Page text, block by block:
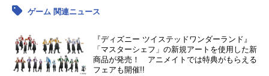
ゲーム 関連ニュース
『ディズニー ツイステッドワンダーランド』
「マスターシェフ」の新規アートを使用した新
商品が発売！ アニメイトでは特典がもらえる
フェアも開催!!